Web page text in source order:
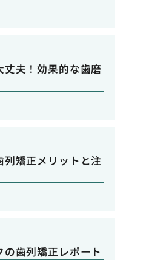
丈夫！効果的な歯磨
列矯正メリットと注
の歯列矯正レポート